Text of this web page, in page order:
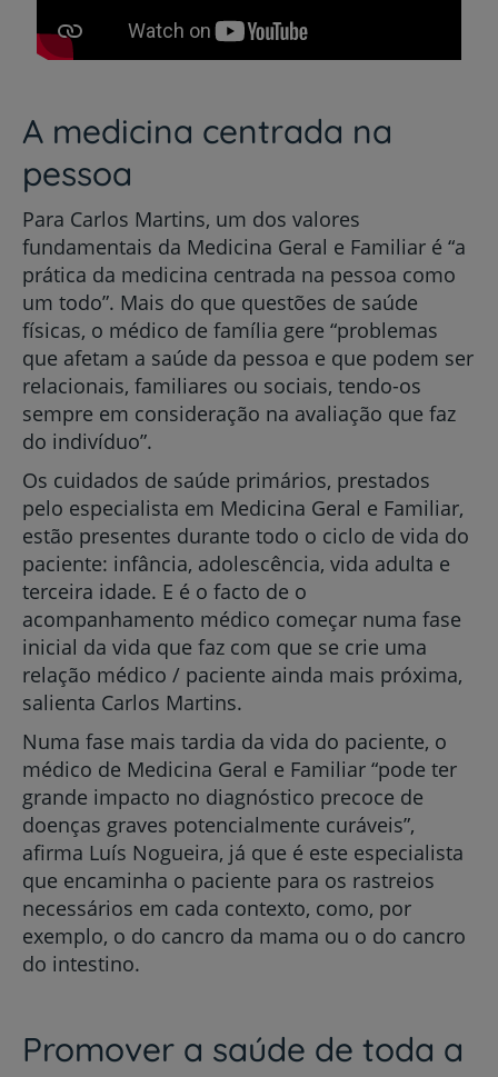
A medicina centrada na
pessoa
Para Carlos Martins, um dos valores
fundamentais da Medicina Geral e Familiar é “a
prática da medicina centrada na pessoa como
um todo”. Mais do que questões de saúde
físicas, o médico de família gere “problemas
que afetam a saúde da pessoa e que podem ser
relacionais, familiares ou sociais, tendo-os
sempre em consideração na avaliação que faz
do indivíduo”.
Os cuidados de saúde primários, prestados
pelo especialista em Medicina Geral e Familiar,
estão presentes durante todo o ciclo de vida do
paciente: infância, adolescência, vida adulta e
terceira idade. E é o facto de o
acompanhamento médico começar numa fase
inicial da vida que faz com que se crie uma
relação médico / paciente ainda mais próxima,
salienta Carlos Martins.
Numa fase mais tardia da vida do paciente, o
médico de Medicina Geral e Familiar “pode ter
grande impacto no diagnóstico precoce de
doenças graves potencialmente curáveis”,
afirma Luís Nogueira, já que é este especialista
que encaminha o paciente para os rastreios
necessários em cada contexto, como, por
exemplo, o do cancro da mama ou o do cancro
do intestino.
Promover a saúde de toda a